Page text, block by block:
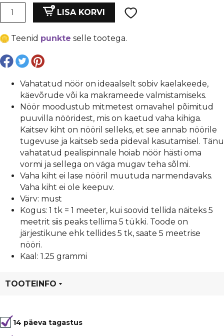
oli:
€ 0,16.
is:
€ 0,12.
Vahatatud
lm.1
mm
/
meeter/
roosakas
punane
kogus
LISA KORVI
Teenid punkte selle tootega.
Vahatatud nöör on ideaalselt sobiv kaelakeede,
käevõrude või ka makrameede valmistamiseks.
Nöör moodustub mitmetest omavahel põimitud
puuvilla nööridest, mis on kaetud vaha kihiga.
Kaitsev kiht on nööril selleks, et see annab nöörile
tugevuse ja kaitseb seda pideval kasutamisel. Tänu
vahatatud pealispinnale hoiab nöör hästi oma
vormi ja sellega on väga mugav teha sõlmi.
Vaha kiht ei lase nööril muutuda narmendavaks.
Vaha kiht ei ole keepuv.
Värv: must
Kogus: 1 tk = 1 meeter, kui soovid tellida näiteks 5
meetrit siis peaks tellima 5 tükki. Toode on
järjestikune ehk tellides 5 tk, saate 5 meetrise
nööri.
Kaal: 1.25 grammi
TOOTEINFO
Värvus
Punane
14 päeva tagastus